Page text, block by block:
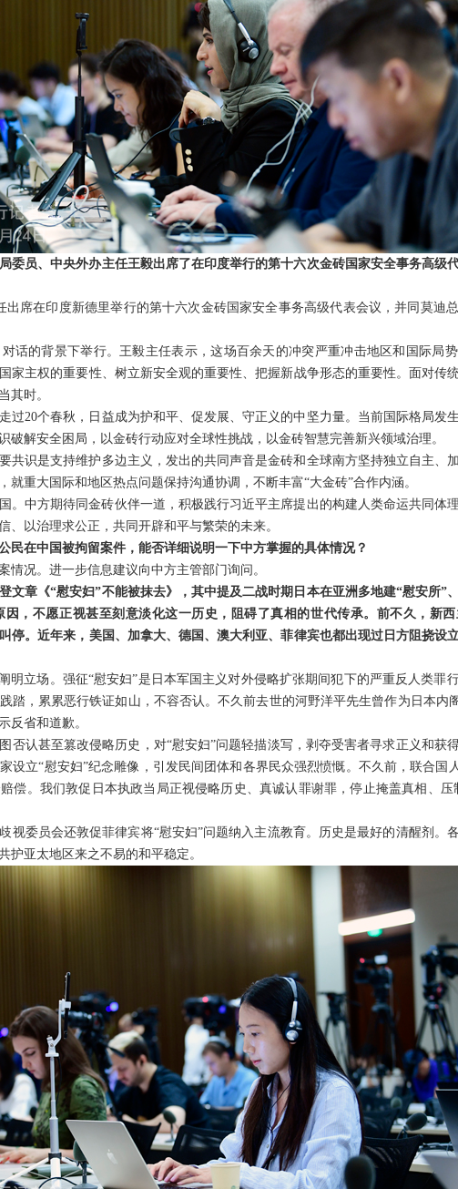
委员、中央外办主任王毅出席了在印度举行的第十六次金砖国家安全事务高级
出席在印度新德里举行的第十六次金砖国家安全事务高级代表会议，并同莫迪
话的背景下举行。王毅主任表示，这场百余天的冲突严重冲击地区和国际局
家主权的重要性、树立新安全观的重要性、把握新战争形态的重要性。面对传
其时。
过20个春秋，日益成为护和平、促发展、守正义的中坚力量。当前国际格局发
破解安全困局，以金砖行动应对全球性挑战，以金砖智慧完善新兴领域治理。
共识是支持维护多边主义，发出的共同声音是金砖和全球南方坚持独立自主、
重大国际和地区热点问题保持沟通协调，不断丰富“大金砖”合作内涵。
。中方期待同金砖伙伴一道，积极践行习近平主席提出的构建人类命运共同体
、以治理求公正，共同开辟和平与繁荣的未来。
民在中国被拘留案件，能否详细说明一下中方掌握的具体情况？
情况。进一步信息建议向中方主管部门询问。
文章《“慰安妇”不能被抹去》，其中提及二战时期日本在亚洲多地建“慰安所”
，不愿正视甚至刻意淡化这一历史，阻碍了真相的世代传承。前不久，新
停。近年来，美国、加拿大、德国、澳大利亚、菲律宾也都出现过日方阻挠设
明立场。强征“慰安妇”是日本军国主义对外侵略扩张期间犯下的严重反人类罪
踏，累累恶行铁证如山，不容否认。不久前去世的河野洋平先生曾作为日本内
反省和道歉。
否认甚至篡改侵略历史，对“慰安妇”问题轻描淡写，剥夺受害者寻求正义和获
设立“慰安妇”纪念雕像，引发民间团体和各界民众强烈愤慨。不久前，联合国
偿。我们敦促日本执政当局正视侵略历史、真诚认罪谢罪，停止掩盖真相、压
视委员会还敦促菲律宾将“慰安妇”问题纳入主流教育。历史是最好的清醒剂。
护亚太地区来之不易的和平稳定。